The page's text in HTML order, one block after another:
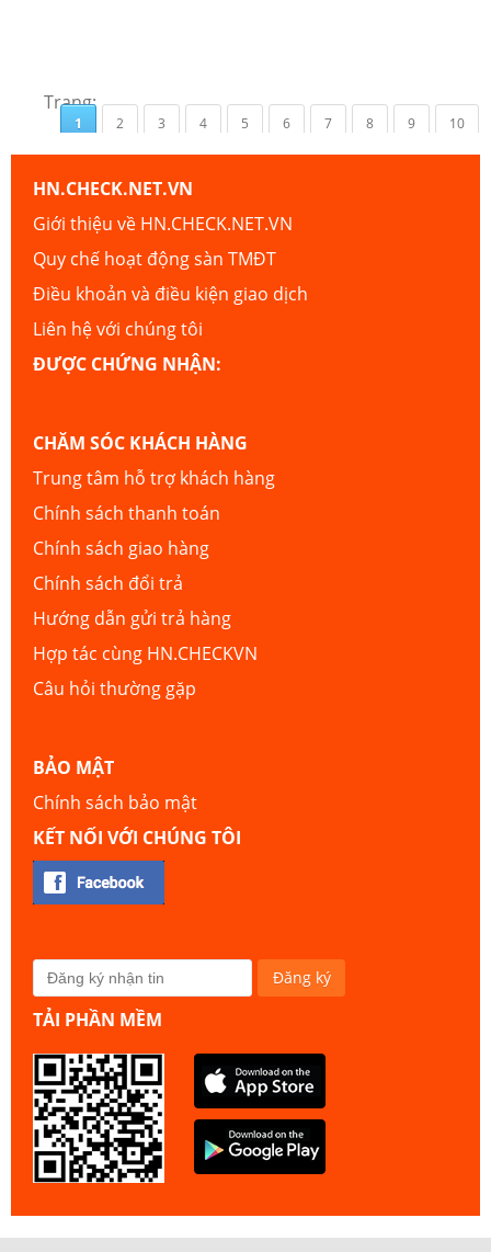
Trang:
1 2 3 4 5 6 7 8 9 10
HN.CHECK.NET.VN
Giới thiệu về HN.CHECK.NET.VN
Quy chế hoạt động sàn TMĐT
Điều khoản và điều kiện giao dịch
Liên hệ với chúng tôi
ĐƯỢC CHỨNG NHẬN:
CHĂM SÓC KHÁCH HÀNG
Trung tâm hỗ trợ khách hàng
Chính sách thanh toán
Chính sách giao hàng
Chính sách đổi trả
Hướng dẫn gửi trả hàng
Hợp tác cùng HN.CHECKVN
Câu hỏi thường gặp
BẢO MẬT
Chính sách bảo mật
KẾT NỐI VỚI CHÚNG TÔI
TẢI PHẦN MỀM